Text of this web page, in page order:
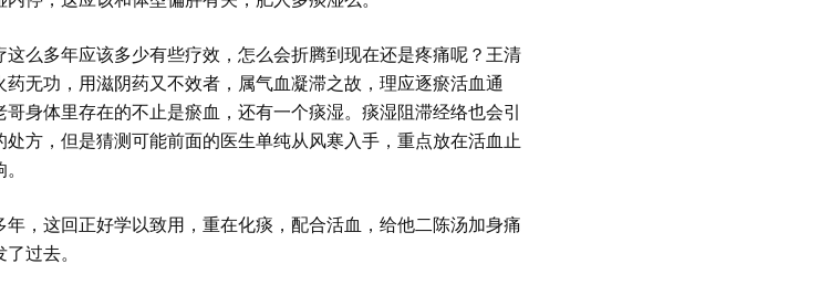
么多年应该多少有些疗效，怎么会折腾到现在还是疼痛呢？王清
无功，用滋阴药又不效者，属气血凝滞之故，理应逐瘀活血通
身体里存在的不止是瘀血，还有一个痰湿。痰湿阻滞经络也会引
方，但是猜测可能前面的医生单纯从风寒入手，重点放在活血止
，这回正好学以致用，重在化痰，配合活血，给他二陈汤加身痛
过去。